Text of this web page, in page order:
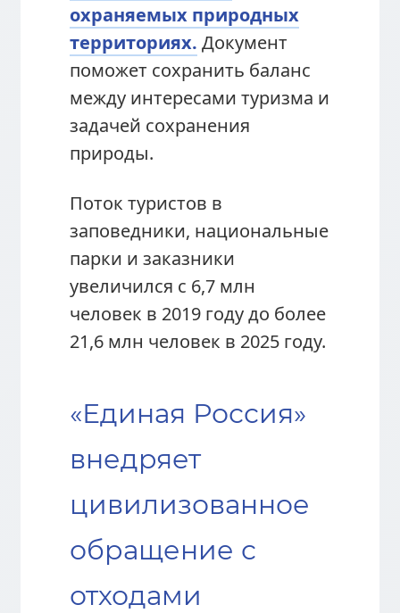
охраняемых природных
территориях. Документ
поможет сохранить баланс
между интересами туризма и
задачей сохранения
природы.
Поток туристов в
заповедники, национальные
парки и заказники
увеличился с 6,7 млн
человек в 2019 году до более
21,6 млн человек в 2025 году.
«Единая Россия»
внедряет
цивилизованное
обращение с
отходами